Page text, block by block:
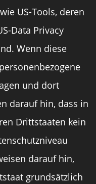
US-Tools, deren
Data Privacy
Wenn diese
und dort
darauf hin, dass in
Drittstaaten kein
darauf hin,
grundsätzlich